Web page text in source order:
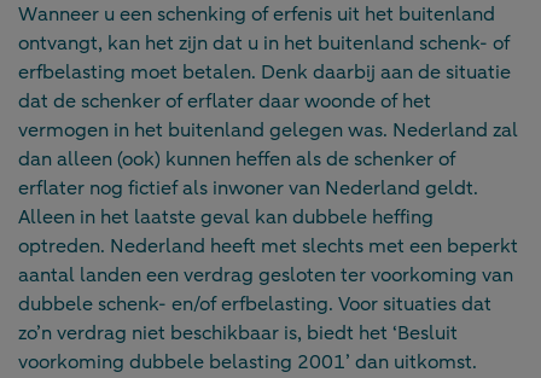
Wanneer u een schenking of erfenis uit het buitenland
ontvangt, kan het zijn dat u in het buitenland schenk- of
erfbelasting moet betalen. Denk daarbij aan de situatie
dat de schenker of erflater daar woonde of het
vermogen in het buitenland gelegen was. Nederland zal
dan alleen (ook) kunnen heffen als de schenker of
erflater nog fictief als inwoner van Nederland geldt.
Alleen in het laatste geval kan dubbele heffing
optreden. Nederland heeft met slechts met een beperkt
aantal landen een verdrag gesloten ter voorkoming van
dubbele schenk- en/of erfbelasting. Voor situaties dat
zo’n verdrag niet beschikbaar is, biedt het ‘Besluit
voorkoming dubbele belasting 2001’ dan uitkomst.